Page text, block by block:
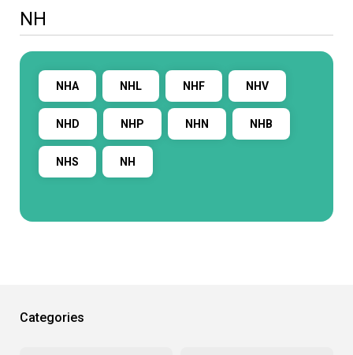
NH
NHA NHL NHF NHV
NHD NHP NHN NHB
NHS NH
Categories